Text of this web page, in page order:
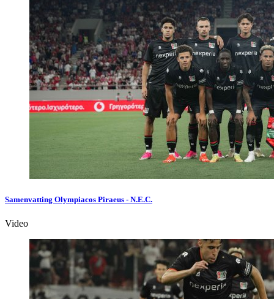
Samenvatting Olympiacos Piraeus - N.E.C.
Video